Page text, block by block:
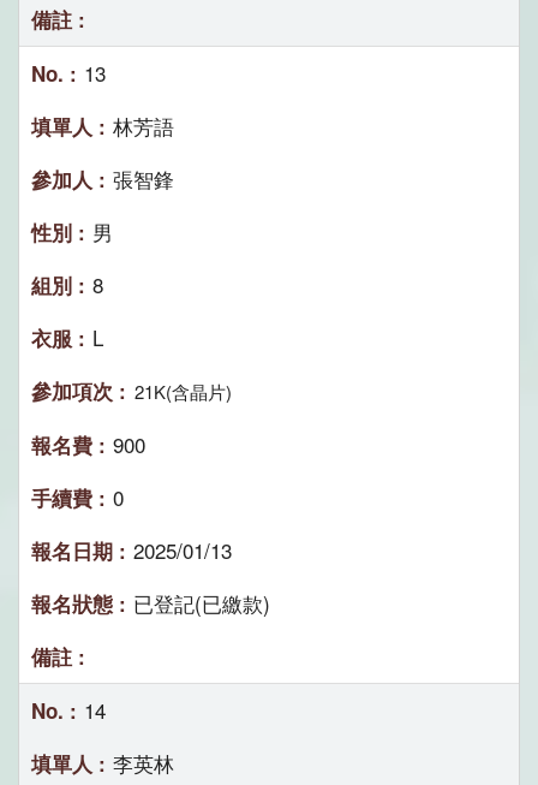
13
林芳語
張智鋒
男
8
L
21K(含晶片)
900
0
2025/01/13
已登記(已繳款)
14
李英林